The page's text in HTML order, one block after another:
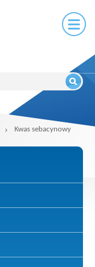
Kwas sebacynowy